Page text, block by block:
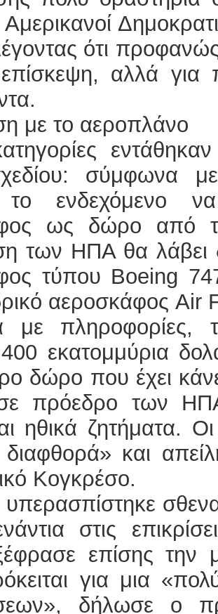
ότι προφανώς
επίσκεψη, αλλά για
με το αεροπλάνο
σύμφωνα
το ενδεχόμενο
ως δώρο από
των ΗΠΑ θα
τύπου Boeing
αεροσκάφος Air
με πληροφορίες,
εκατομμύρια
δώρο που έχει
σε πρόεδρο των
ηθικά ζητήματα.
και
Κογκρέσο.
στις
επίσης την
για μια
δήλωσε ο